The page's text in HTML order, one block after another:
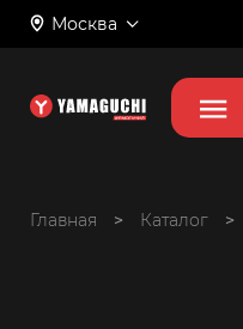
Москва
Главная > >